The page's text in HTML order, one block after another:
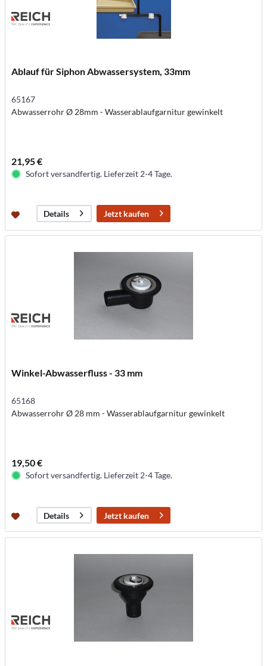
Ablauf für Siphon Abwassersystem, 33mm
65167
Abwasserrohr Ø 28mm - Wasserablaufgarnitur gewinkelt
21,95 €
Sofort versandfertig. Lieferzeit 2-4 Tage.
Details Jetzt kaufen
Winkel-Abwasserfluss - 33 mm
65168
Abwasserrohr Ø 28 mm - Wasserablaufgarnitur gewinkelt
19,50 €
Sofort versandfertig. Lieferzeit 2-4 Tage.
Details Jetzt kaufen